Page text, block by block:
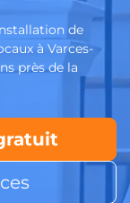
de
à Varces-
près de la